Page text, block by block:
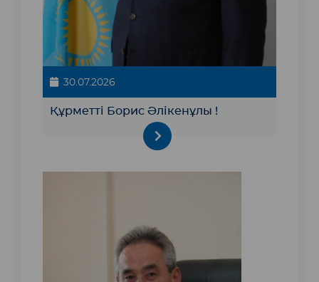
30.07.2026
Құрметті Борис Әлікенұлы !